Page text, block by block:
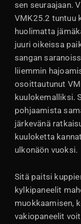
sen seuraajaan.
VMK25.2 tuntuu
huolimatta
juuri oikeissa
sangan
liiemmin
osoittautunut
kuulokemalliksi.
pohjaamista
järkevänä
kuuloketta
ulkonäön vuoksi.
Sitä paitsi
kylkipaneelit
muokkaamisen,
vakiopaneelit